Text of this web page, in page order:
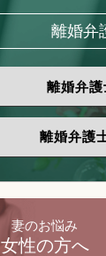
離婚弁
離婚弁護
離婚弁護
妻のお悩み
女性の方へ